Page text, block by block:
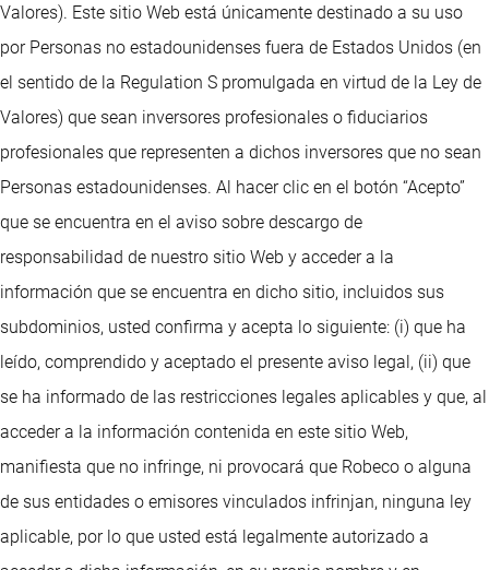
Valores). Este sitio Web está únicamente destinado a su uso
por Personas no estadounidenses fuera de Estados Unidos (en
el sentido de la Regulation S promulgada en virtud de la Ley de
Valores) que sean inversores profesionales o fiduciarios
profesionales que representen a dichos inversores que no sean
Personas estadounidenses. Al hacer clic en el botón “Acepto”
que se encuentra en el aviso sobre descargo de
responsabilidad de nuestro sitio Web y acceder a la
información que se encuentra en dicho sitio, incluidos sus
subdominios, usted confirma y acepta lo siguiente: (i) que ha
leído, comprendido y aceptado el presente aviso legal, (ii) que
se ha informado de las restricciones legales aplicables y que, al
acceder a la información contenida en este sitio Web,
manifiesta que no infringe, ni provocará que Robeco o alguna
de sus entidades o emisores vinculados infrinjan, ninguna ley
aplicable, por lo que usted está legalmente autorizado a